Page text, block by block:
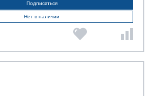
Подписаться
Нет в наличии